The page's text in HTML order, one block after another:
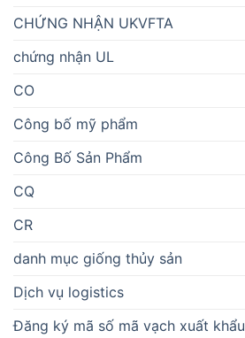
CHỨNG NHẬN UKVFTA
chứng nhận UL
CO
Công bố mỹ phẩm
Công Bố Sản Phẩm
CQ
CR
danh mục giống thủy sản
Dịch vụ logistics
Đăng ký mã số mã vạch xuất khẩu